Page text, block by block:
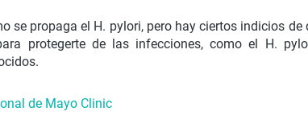
se propaga el H. pylori, pero hay ciertos indicios
protegerte de las infecciones, como el H.
de Mayo Clinic